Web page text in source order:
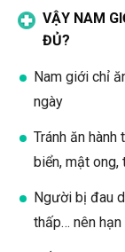
VẬY NAM
ĐỦ?
Nam giới chỉ
ngày
Tránh ăn
biển, mật ong,
Người bị đau
thấp… nên hạn